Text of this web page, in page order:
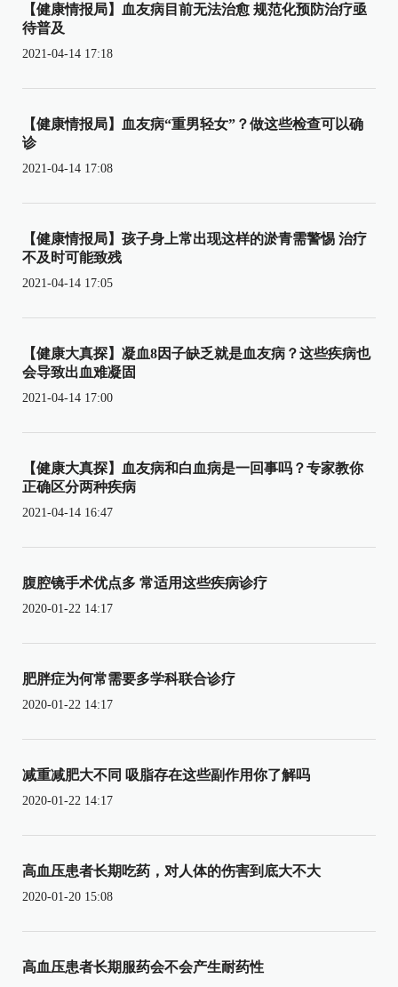
【健康情报局】血友病目前无法治愈 规范化预防治疗亟
待普及
2021-04-14 17:18
【健康情报局】血友病“重男轻女”？做这些检查可以确
诊
2021-04-14 17:08
【健康情报局】孩子身上常出现这样的淤青需警惕 治疗
不及时可能致残
2021-04-14 17:05
【健康大真探】凝血8因子缺乏就是血友病？这些疾病也
会导致出血难凝固
2021-04-14 17:00
【健康大真探】血友病和白血病是一回事吗？专家教你
正确区分两种疾病
2021-04-14 16:47
腹腔镜手术优点多 常适用这些疾病诊疗
2020-01-22 14:17
肥胖症为何常需要多学科联合诊疗
2020-01-22 14:17
减重减肥大不同 吸脂存在这些副作用你了解吗
2020-01-22 14:17
高血压患者长期吃药，对人体的伤害到底大不大
2020-01-20 15:08
高血压患者长期服药会不会产生耐药性